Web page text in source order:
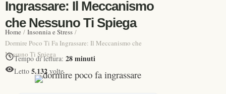
Ingrassare: Il Meccanismo
che Nessuno Ti Spiega
Home / Insonnia e Stress /
Dormire Poco Ti Fa Ingrassare: Il Meccanismo che
Nessuno Ti Spiega
Tempo di lettura: 28 minuti
Letto 5.132 volte